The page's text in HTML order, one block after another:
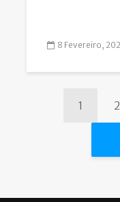
8 Fevereiro,
1 2